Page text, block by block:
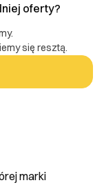
oferty?
się resztą.
marki